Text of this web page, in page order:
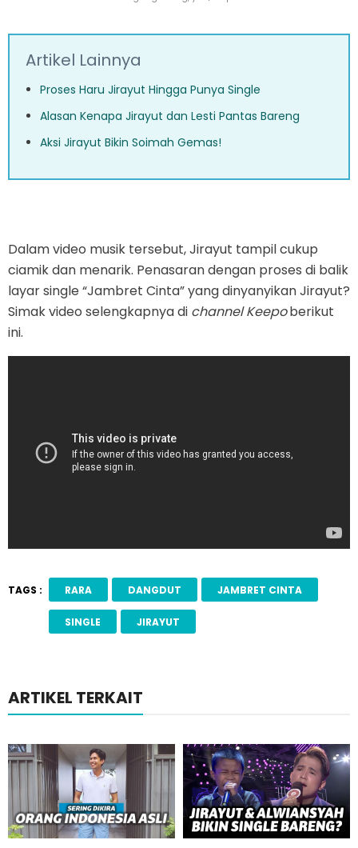
Artikel Lainnya
Proses Haru Jirayut Hingga Punya Single
Alasan Kenapa Jirayut dan Lesti Pantas Bareng
Aksi Jirayut Bikin Soimah Gemas!
Dalam video musik tersebut, Jirayut tampil cukup
ciamik dan menarik. Penasaran dengan proses di balik
layar single “Jambret Cinta” yang dinyanyikan Jirayut?
Simak video selengkapnya di channel Keepoberikut
ini.
TAGS : RARA DANGDUT JAMBRET CINTA
SINGLE JIRAYUT
ARTIKEL TERKAIT